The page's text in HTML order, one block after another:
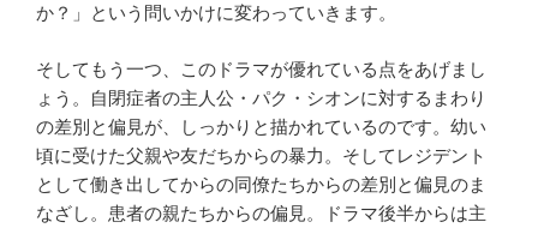
か？」という問いかけに変わっていきます。
そしてもう一つ、このドラマが優れている点をあげまし
ょう。自閉症者の主人公・パク・シオンに対するまわり
の差別と偏見が、しっかりと描かれているのです。幼い
頃に受けた父親や友だちからの暴力。そしてレジデント
として働き出してからの同僚たちからの差別と偏見のま
なざし。患者の親たちからの偏見。ドラマ後半からは主